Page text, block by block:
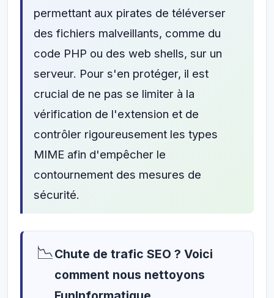
permettant aux pirates de téléverser
des fichiers malveillants, comme du
code PHP ou des web shells, sur un
serveur. Pour s'en protéger, il est
crucial de ne pas se limiter à la
vérification de l'extension et de
contrôler rigoureusement les types
MIME afin d'empêcher le
contournement des mesures de
sécurité.
📉Chute de trafic SEO ? Voici
comment nous nettoyons